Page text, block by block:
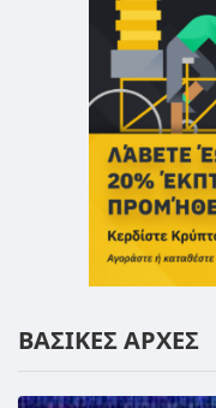
ΒΑΣΙΚΕΣ ΑΡΧΕΣ